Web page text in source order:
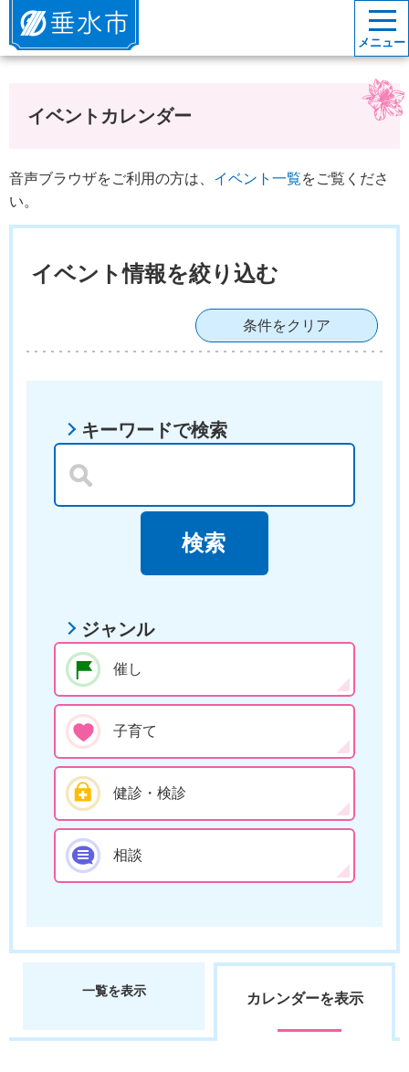
垂水市
メニュー
イベントカレンダー
音声ブラウザをご利用の方は、 イベント一覧をご覧くださ
い。
イベント情報を絞り込む
条件をクリア
キーワードで検索
ジャンル
催し
子育て
健診・検診
相談
一覧を表示 カレンダーを表示